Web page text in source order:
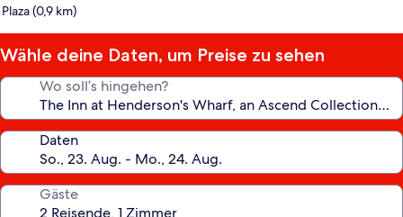
Unterkunft
Plaza (0,9 km)
Wähle deine Daten, um Preise zu sehen
Wo soll’s hingehen?
Daten
Gäste